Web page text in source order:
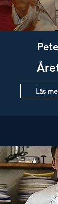
Läs